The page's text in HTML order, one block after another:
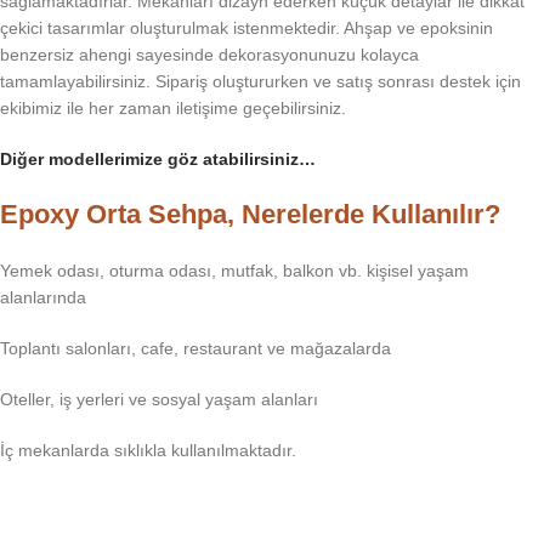
çekici tasarımlar oluşturulmak istenmektedir. Ahşap ve epoksinin
benzersiz ahengi sayesinde dekorasyonunuzu kolayca
tamamlayabilirsiniz. Sipariş oluştururken ve satış sonrası destek için
ekibimiz ile her zaman iletişime geçebilirsiniz.
Diğer modellerimize göz atabilirsiniz…
Epoxy Orta Sehpa, Nerelerde Kullanılır?
Yemek odası, oturma odası, mutfak, balkon vb. kişisel yaşam
alanlarında
Toplantı salonları, cafe, restaurant ve mağazalarda
Oteller, iş yerleri ve sosyal yaşam alanları
İç mekanlarda sıklıkla kullanılmaktadır.